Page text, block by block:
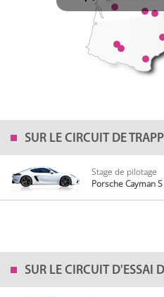
4cyl. de 350ch
0-100km/h en 4,4s
V max: 285km/h
SUR LE CIRCUIT DE
Stage de pilotage
Porsche Cayman
SUR LE CIRCUIT D'ESSAI